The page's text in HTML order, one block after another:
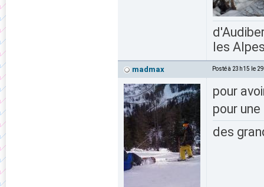
les
madmax Posté à 23h15 le
pour
pour
des